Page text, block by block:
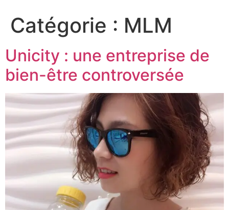
Catégorie : MLM
Unicity : une entreprise de
bien-être controversée